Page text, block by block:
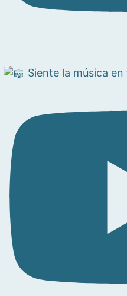
Siente la música